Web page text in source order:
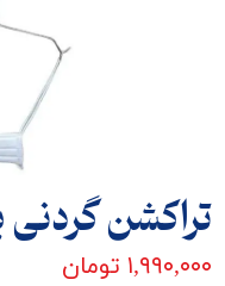
تراکشن گردنی
۱,۹۹۰,۰۰۰ تومان